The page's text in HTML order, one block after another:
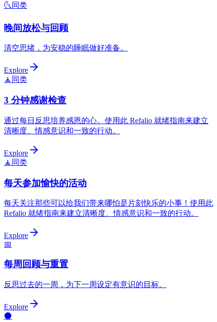
🌜同类
晚间放松与回顾
清空思绪，为安稳的睡眠做好准备。
Explore
🧘 同类
3 分钟感谢检查
通过每日反思培养感恩的心。使用此 Refalio 就绪指南来建立
清晰度、情感意识和一致的行动。
Explore
🧘 同类
每天参加愉快的活动
每天关注那些可以给我们带来哪怕是片刻快乐的小事！使用此
Refalio 就绪指南来建立清晰度、情感意识和一致的行动。
Explore
📅
每周回顾与重置
反思过去的一周，为下一周设定有意识的目标。
Explore
🌑